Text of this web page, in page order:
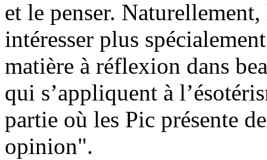
et le penser.
intéresser plus
matière à réflexion dans
qui s’appliquent à
partie où les Pic présente
opinion".